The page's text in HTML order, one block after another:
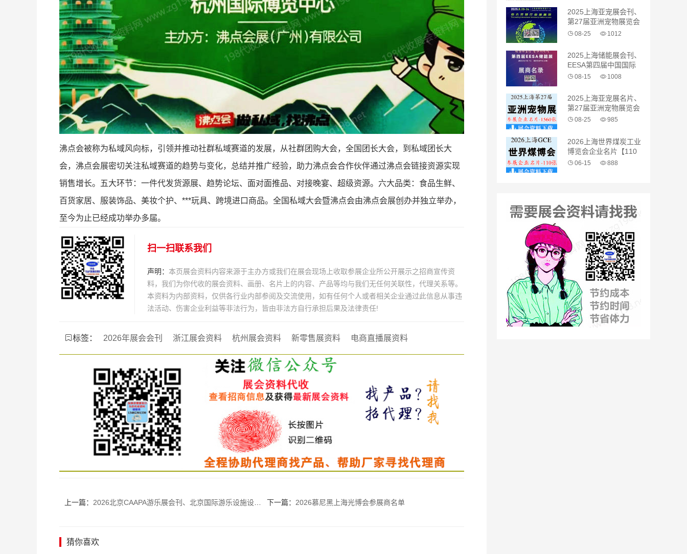
沸点会被称为私域风向标，引领并推动社群私域赛道的发展，从社群团购大会，全国团长大会，到私域团长大
会，沸点会展密切关注私域赛道的趋势与变化，总结并推广经验，助力沸点会合作伙伴通过沸点会链接资源实现
销售增长。五大环节：一件代发货源展、趋势论坛、面对面推品、对接晚宴、超级资源。六大品类：食品生鲜、
百货家居、服装饰品、美妆个护、***玩具、跨境进口商品。全国私域大会暨沸点会由沸点会展创办并独立举办，
至今为止已经成功举办多届。
扫一扫联系我们
声明： 本页展会资料内容来源于主办方或我们在展会现场上收取参展企业所公开展示之招商宣传资
料，我们为你代收的展会资料、画册、名片上的内容、产品等均与我们无任何关联性，代理关系等。
本资料为内部资料，仅供各行业内部参阅及交流使用，如有任何个人或者相关企业通过此信息从事违
法活动、伤害企业利益等非法行为，皆由非法方自行承担后果及法律责任!
标签： 2026年展会会刊 浙江展会资料 杭州展会资料 新零售展资料 电商直播展资料
上一篇： 2026北京CAAPA游乐展会刊、北京国际游乐设施设备博览会_旅游休闲娱乐产业博览会参展商名录 下一篇： 2026慕尼黑上海光博会参展商名单
猜你喜欢
2025上海亚宠展会刊、
第27届亚洲宠物展览会
参展商名录
08-25 1012
2025上海储能展会刊、
EESA第四届中国国际
储能展览会参展商名录
08-15 1008
2025上海亚宠展名片、
第27届亚洲宠物展览会
企业名片【1560张】
08-25 985
2026上海世界煤炭工业
博览会企业名片【110
张】06-15 888